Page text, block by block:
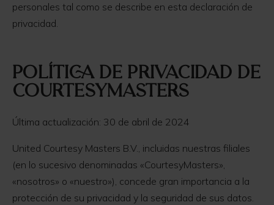
personales tal como se describe en esta declaración de
privacidad.
Política de privacidad de
CourtesyMasters
Última actualización: 30 de abril de 2024
United Courtesy Masters B.V., incluidas nuestras filiales
(en lo sucesivo denominadas «CourtesyMasters»,
«nosotros» o «nuestro»), concede gran importancia a la
protección de su privacidad y la seguridad de sus datos.